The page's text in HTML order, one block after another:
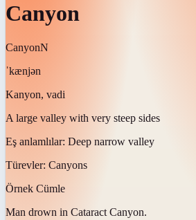
Canyon
CanyonN
ˈkænjən
Kanyon, vadi
A large valley with very steep sides
Eş anlamlılar: Deep narrow valley
Türevler: Canyons
Örnek Cümle
Man drown in Cataract Canyon.